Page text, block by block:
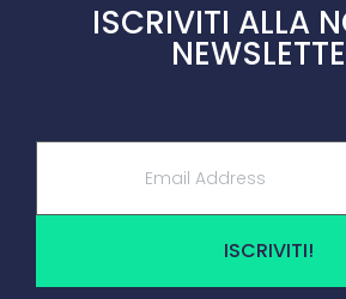
ISCRIVITI ALLA
ISCRIVITI!